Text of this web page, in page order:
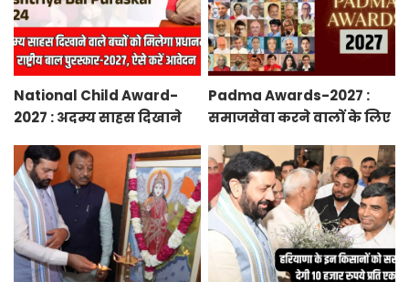
National Child Award-
2027 : अदम्य साहस दिखाने
प्रधानमंत्री राष्ट्रीय बाल
पुरस्कार-2027, ऐसे करें
आवेदन
Padma Awards-2027 :
समाजसेवा करने वालों के लिए
निकाले पद्म पुरस्कार-2027 के
लिए आवेदन